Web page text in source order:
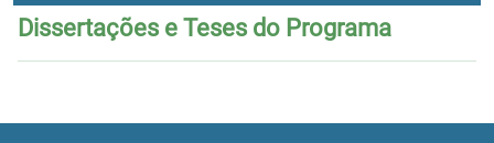
Dissertações e Teses do Programa